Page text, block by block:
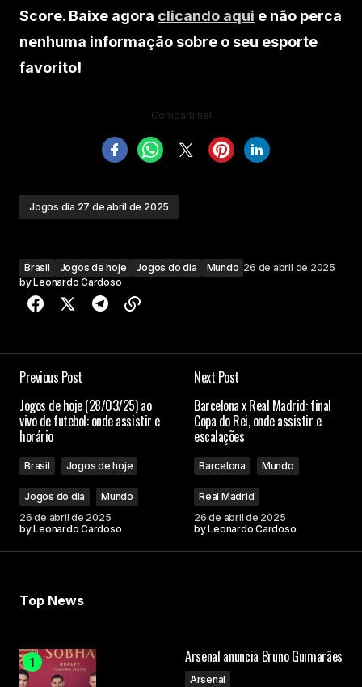
Score. Baixe agora clicando aqui e não perca
nenhuma informação sobre o seu esporte
favorito!
Compartilhe!
Jogos dia 27 de abril de 2025
Brasil Jogos de hoje Jogos do dia Mundo 26 de abril de 2025
byLeonardo Cardoso
Previous Post
Jogos de hoje (28/03/25) ao
vivo de futebol: onde assistir e
horário
Brasil Jogos de hoje
Jogos do dia
Mundo
26 de abril de 2025
byLeonardo Cardoso
Next Post
Barcelona x Real Madrid: final
Copa do Rei, onde assistir e
escalações
Barcelona Mundo
Real Madrid
26 de abril de 2025
byLeonardo Cardoso
Top News
Arsenal anuncia Bruno Guimarães
Arsenal